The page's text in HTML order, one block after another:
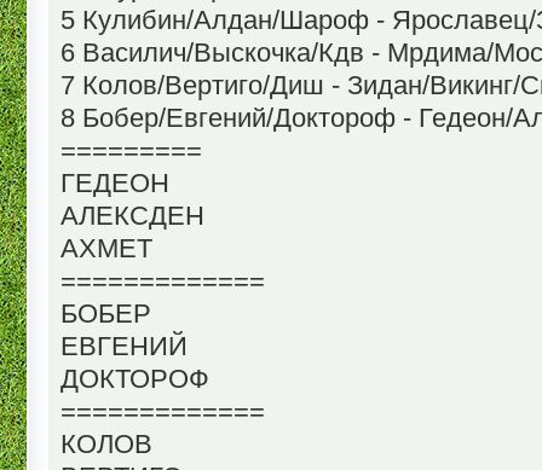
5 Кулибин/Алдан/Шароф - Ярославец/
6 Василич/Выскочка/Кдв - Мрдима/
7 Колов/Вертиго/Диш - Зидан/Викинг/
8 Бобер/Евгений/Доктороф - Гедеон/
=========
ГЕДЕОН
АЛЕКСДЕН
АХМЕТ
=============
БОБЕР
ЕВГЕНИЙ
ДОКТОРОФ
=============
КОЛОВ